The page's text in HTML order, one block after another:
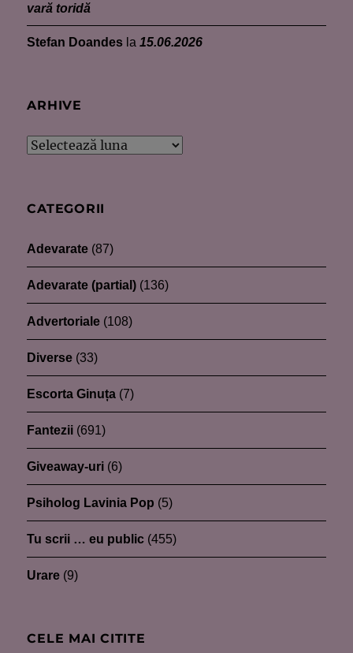
vară toridă
Stefan Doandes la15.06.2026
ARHIVE
Arhive
CATEGORII
Adevarate (87)
Adevarate (partial) (136)
Advertoriale (108)
Diverse (33)
Escorta Ginuța (7)
Fantezii (691)
Giveaway-uri (6)
Psiholog Lavinia Pop (5)
Tu scrii … eu public (455)
Urare (9)
CELE MAI CITITE